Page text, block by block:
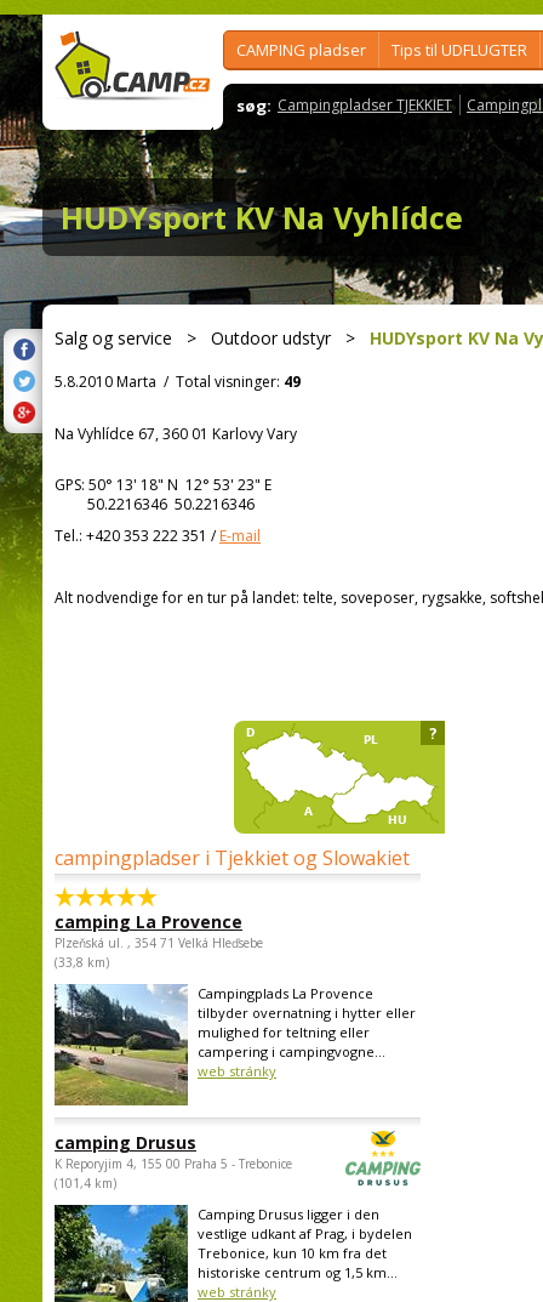
CAMPING pladser Tips til UDFLUGTER
søg: Campingpladser TJEKKIET
HUDYsport KV Na Vyhlídce
Salg og service > Outdoor udstyr> HUDYsport KV Na
5.8.2010 Marta / Total visninger: 49
Na Vyhlídce 67, 360 01 Karlovy Vary
GPS: 50° 13' 18" N 12° 53' 23" E
50.2216346 50.2216346
Tel.: +420 353 222 351 /E-mail
Alt nodvendige for en tur på landet: telte, soveposer, rygsakke,
campingpladser i Tjekkiet og Slowakiet
camping La Provence
Plzeňská ul. , 354 71 Velká Hleďsebe
(33,8 km)
Campingplads La Provence
tilbyder overnatning i hytter eller
mulighed for teltning eller
campering i campingvogne...
web stránky
camping Drusus
K Reporyjim 4, 155 00 Praha 5 - Trebonice
(101,4 km)
Camping Drusus ligger i den
vestlige udkant af Prag, i bydelen
Trebonice, kun 10 km fra det
historiske centrum og 1,5 km...
web stránky
?